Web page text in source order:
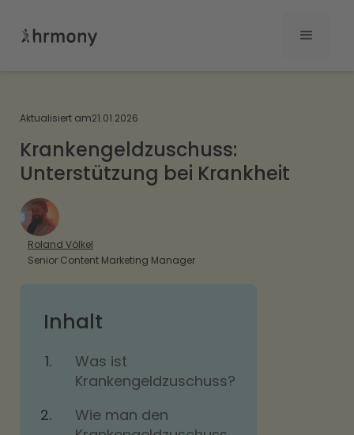
Aktualisiert am21.01.2026
Krankengeldzuschuss:
Unterstützung bei Krankheit
Roland Völkel
Senior Content Marketing Manager
Inhalt
Was ist
Krankengeldzuschuss?
Wie man den